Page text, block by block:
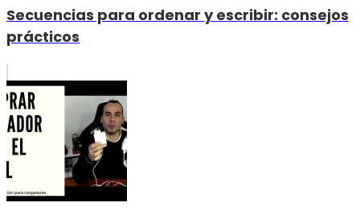
Secuencias para ordenar y escribir: consejos
prácticos